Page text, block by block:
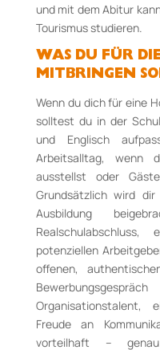
und mit dem Abitur
Tourismus studieren.
WAS DU FÜR
MITBRINGEN
Wenn du dich für eine
solltest du in der
und Englisch
Arbeitsalltag, wenn
ausstellst oder
Grundsätzlich wird
Ausbildung
potenziellen
offenen,
Organisationstalent,
Freude an
vorteilhaft –